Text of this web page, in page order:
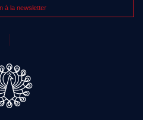
à la newsletter